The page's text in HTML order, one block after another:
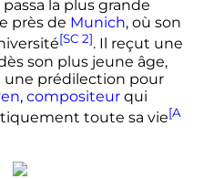
passa la plus grande
près de Munich, où son
[SC 2]. Il reçut une
son plus jeune âge,
prédilection pour
, compositeurqui
toute sa vie[A